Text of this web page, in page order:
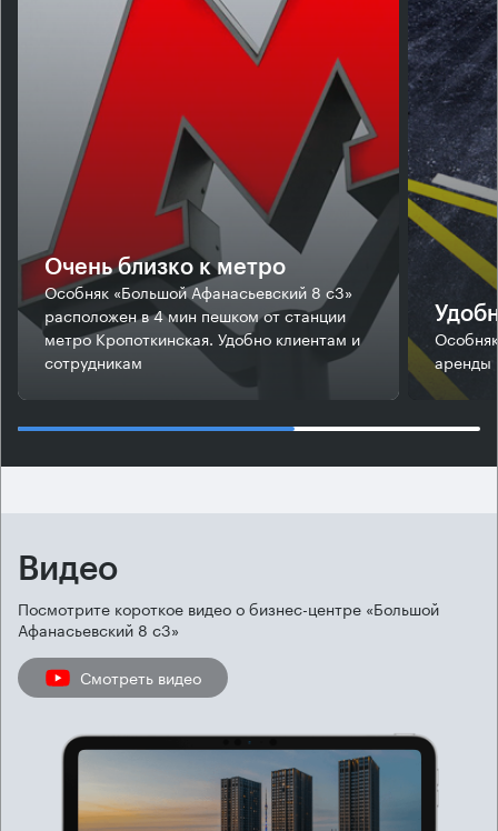
Очень близко к метро
Особняк «Большой Афанасьевский 8 с3»
расположен в 4 мин пешком от станции
метро Кропоткинская. Удобно клиентам и
сотрудникам
аренды
Видео
Посмотрите короткое видео о бизнес-центре «Большой
Афанасьевский 8 с3»
Смотреть видео